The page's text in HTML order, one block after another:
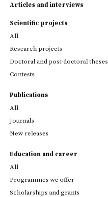
Articles and interviews
Scientific projects
All
Research projects
Doctoral and post-doctoral theses
Contests
Publications
All
Journals
New releases
Education and career
All
Programmes we offer
Scholarships and grants